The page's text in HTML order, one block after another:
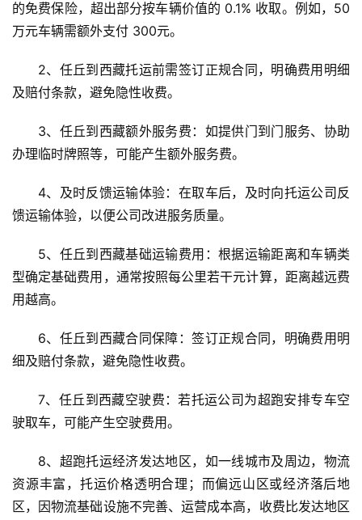
的免费保险，超出部分按车辆价值的 0.1% 收取。例如，50
万元车辆需额外支付 300元。
2、任丘到西藏托运前需签订正规合同，明确费用明细
及赔付条款，避免隐性收费。
3、任丘到西藏额外服务费：如提供门到门服务、协助
办理临时牌照等，可能产生额外服务费。
4、及时反馈运输体验：在取车后，及时向托运公司反
馈运输体验，以便公司改进服务质量。
5、任丘到西藏基础运输费用：根据运输距离和车辆类
型确定基础费用，通常按照每公里若干元计算，距离越远费
用越高。
6、任丘到西藏合同保障：签订正规合同，明确费用明
细及赔付条款，避免隐性收费。
7、任丘到西藏空驶费：若托运公司为超跑安排专车空
驶取车，可能产生空驶费用。
8、超跑托运经济发达地区，如一线城市及周边，物流
资源丰富，托运价格透明合理；而偏远山区或经济落后地
区，因物流基础设施不完善、运营成本高，收费比发达地区